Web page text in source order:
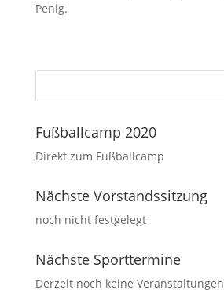
Penig.
Fußballcamp 2020
Direkt zum Fußballcamp
Nächste Vorstandssitzung
noch nicht festgelegt
Nächste Sporttermine
Derzeit noch keine Veranstaltungen